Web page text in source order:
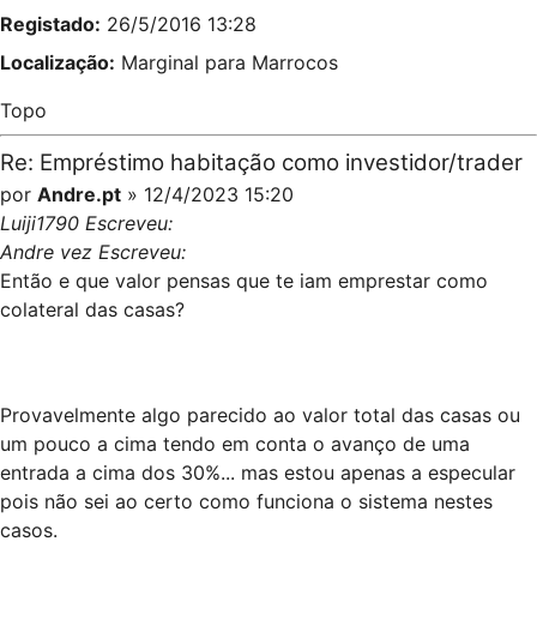
Registado: 26/5/2016 13:28
Localização: Marginal para Marrocos
Topo
Re: Empréstimo habitação como investidor/trader
por Andre.pt » 12/4/2023 15:20
Luiji1790 Escreveu:
Andre vez Escreveu:
Então e que valor pensas que te iam emprestar como
colateral das casas?
Provavelmente algo parecido ao valor total das casas ou
um pouco a cima tendo em conta o avanço de uma
entrada a cima dos 30%... mas estou apenas a especular
pois não sei ao certo como funciona o sistema nestes
casos.